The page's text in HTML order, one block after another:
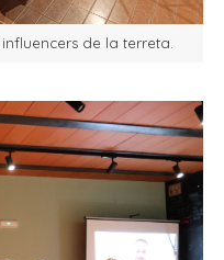
de la terreta.